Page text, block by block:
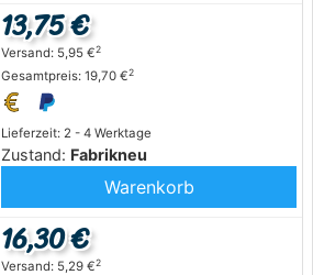
Lieferzeit: 2 - 4 Werktage
Zustand: Fabrikneu
13,75 €
Versand: 5,95 €2
Gesamtpreis: 19,70 €2
Warenkorb
16,30 €
Versand: 5,29 €2